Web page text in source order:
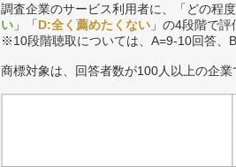
調査企業のサービス利用者に、「どの程
い 」「D:全く薦めたくない 」の4段階で
※10段階聴取については、A=9-10回答、
商標対象は、回答者数が100人以上の企業